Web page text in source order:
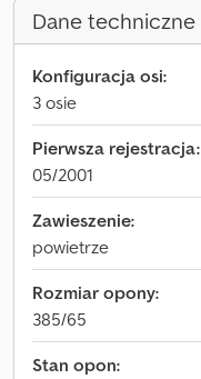
Dane techniczne
Konfiguracja osi:
3 osie
Pierwsza rejestracja:
05/2001
Zawieszenie:
powietrze
Rozmiar opony:
385/65
Stan opon: